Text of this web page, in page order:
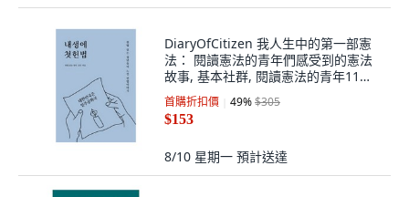
DiaryOfCitizen 我人生中的第一部憲
法： 閱讀憲法的青年們感受到的憲法
故事, 基本社群, 閱讀憲法的青年11人
著
首購折扣價 49%$305
$153
8/10 星期一 預計送達